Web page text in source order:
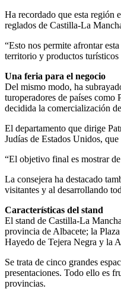
Ha recordado que esta región
reglados de Castilla-La
“Esto nos permite afrontar
territorio y productos
Una feria para el negocio
Del mismo modo, ha
turoperadores de países
decidida la comercialización
El departamento que dirige
Judías de Estados Unidos,
“El objetivo final es mostrar
La consejera ha destacado
visitantes y al desarrollando
Características del stand
El stand de Castilla-La
provincia de Albacete; la
Hayedo de Tejera Negra y la
Se trata de cinco grandes
presentaciones. Todo ello es
provincias.